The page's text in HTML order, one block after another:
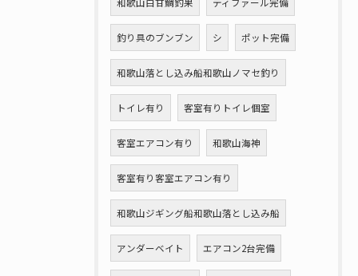
釣り具のブンブン シ ポット完備
和歌山落とし込み船和歌山ノマセ釣り
トイレ有り 客室有りトイレ個室
客室エアコン有り 和歌山海神
客室有り客室エアコン有り
和歌山ジギング船和歌山落とし込み船
アンダーベイト エアコン2台完備